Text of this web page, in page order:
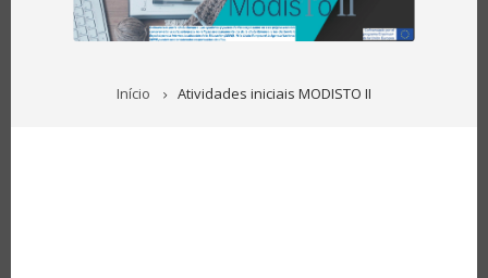
NAVEGAÇÃO
Início Atividades iniciais MODISTO II